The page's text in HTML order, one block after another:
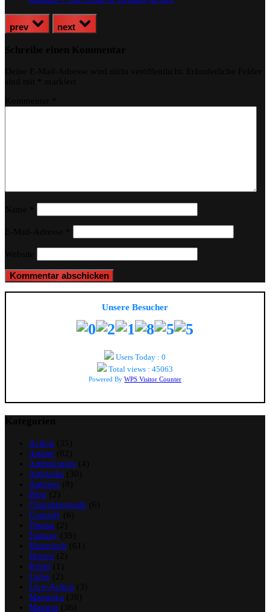
prev next
Unsere Besucher
Users Today : 0
Total views : 45063
Powered By WPS Visitor Counter
Action
Anime
Anthologien
Artbooks
Autoren
Blog
Charakterguide
Comedy
Drama
Fantasy
Historisch
Horror
Krimi
Liebe
Live-Action
Mangaka
Mangas